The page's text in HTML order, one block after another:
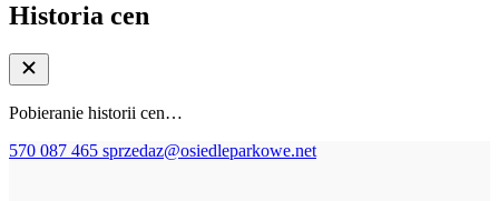
Historia cen
Pobieranie historii cen…
570 087 465 sprzedaz@osiedleparkowe.net